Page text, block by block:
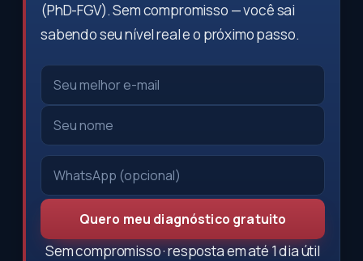
(PhD-FGV). Sem compromisso — você sai
sabendo seu nível real e o próximo passo.
Quero meu diagnóstico gratuito
Sem compromisso · resposta em até 1 dia útil